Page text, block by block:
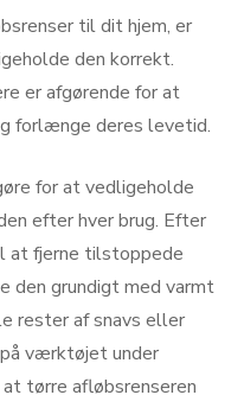
til dit hjem, er
den korrekt.
er afgørende for at
forlænge deres levetid.
for at vedligeholde
efter hver brug. Efter
at fjerne tilstoppede
den grundigt med varmt
rester af snavs eller
værktøjet under
tørre afløbsrenseren